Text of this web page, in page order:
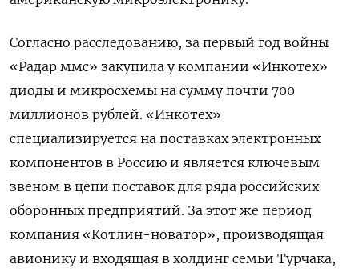
Согласно расследованию, за первый год войны
«Радар ммс» закупила у компании «Инкотех»
диоды и микросхемы на сумму почти 700
миллионов рублей. «Инкотех»
специализируется на поставках электронных
компонентов в Россию и является ключевым
звеном в цепи поставок для ряда российских
оборонных предприятий. За этот же период
компания «Котлин-новатор», производящая
авионику и входящая в холдинг семьи Турчака,